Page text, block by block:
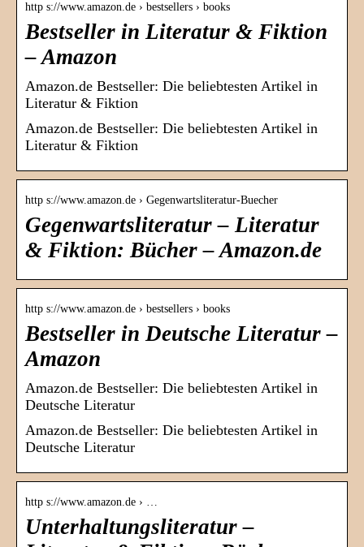
http s://www.amazon.de › bestsellers › books
Bestseller in Literatur & Fiktion
– Amazon
Amazon.de Bestseller: Die beliebtesten Artikel in
Literatur & Fiktion
Amazon.de Bestseller: Die beliebtesten Artikel in
Literatur & Fiktion
http s://www.amazon.de › Gegenwartsliteratur-Buecher
Gegenwartsliteratur – Literatur
& Fiktion: Bücher – Amazon.de
http s://www.amazon.de › bestsellers › books
Bestseller in Deutsche Literatur –
Amazon
Amazon.de Bestseller: Die beliebtesten Artikel in
Deutsche Literatur
Amazon.de Bestseller: Die beliebtesten Artikel in
Deutsche Literatur
http s://www.amazon.de › …
Unterhaltungsliteratur –